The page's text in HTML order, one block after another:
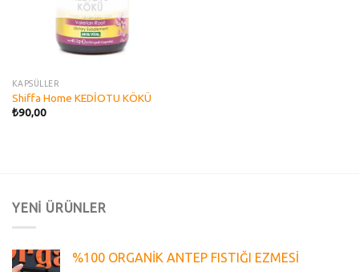
KAPSÜLLER
Shiffa Home KEDİOTU KÖKÜ
₺90,00
YENİ ÜRÜNLER
%100 ORGANİK ANTEP FISTIĞI EZMESİ